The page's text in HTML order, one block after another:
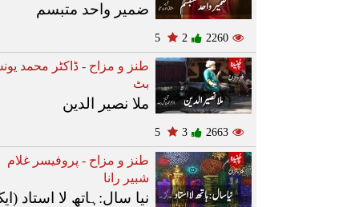
ضمیر واحد متبسم
2260
2
5
طنز و مزاح - ڈاکٹر محمد
بٹ
ملا نصیر الدین
2663
3
5
طنز و مزاح - پروفیسر غلام
شبیر رانا
نیا سال:ہاتھ لا استاد